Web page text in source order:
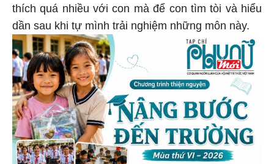
thích quá nhiều với con mà để con tìm tòi và hiểu
dần sau khi tự mình trải nghiệm những môn này.